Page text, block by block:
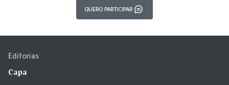
QUERO PARTICIPAR
Editorias
Capa